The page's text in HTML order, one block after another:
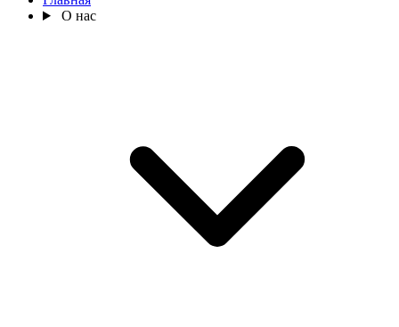
О нас